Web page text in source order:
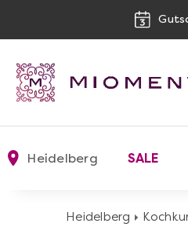
Heidelberg SALE
Heidelberg